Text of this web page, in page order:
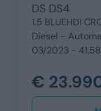
DS DS4
1.5 BLUEHDI
Diesel -
03/2023 -
€